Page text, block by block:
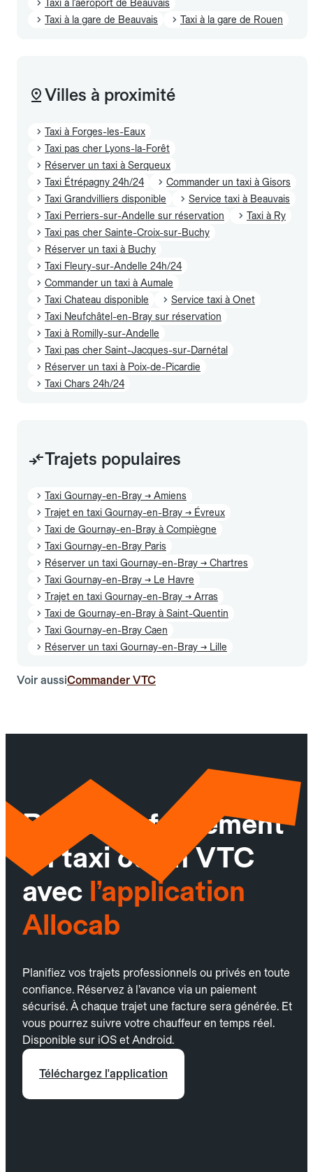
Taxi à l'aéroport de Beauvais
Taxi à la gare de Beauvais
Taxi à la gare de Rouen
Villes à proximité
Taxi à Forges-les-Eaux
Taxi pas cher Lyons-la-Forêt
Réserver un taxi à Serqueux
Taxi Étrépagny 24h/24
Commander un taxi à Gisors
Taxi Grandvilliers disponible
Service taxi à Beauvais
Taxi Perriers-sur-Andelle sur réservation
Taxi à Ry
Taxi pas cher Sainte-Croix-sur-Buchy
Réserver un taxi à Buchy
Taxi Fleury-sur-Andelle 24h/24
Commander un taxi à Aumale
Taxi Chateau disponible
Service taxi à Onet
Taxi Neufchâtel-en-Bray sur réservation
Taxi à Romilly-sur-Andelle
Taxi pas cher Saint-Jacques-sur-Darnétal
Réserver un taxi à Poix-de-Picardie
Taxi Chars 24h/24
Trajets populaires
Taxi Gournay-en-Bray → Amiens
Trajet en taxi Gournay-en-Bray → Évreux
Taxi de Gournay-en-Bray à Compiègne
Taxi Gournay-en-Bray Paris
Réserver un taxi Gournay-en-Bray → Chartres
Taxi Gournay-en-Bray → Le Havre
Trajet en taxi Gournay-en-Bray → Arras
Taxi de Gournay-en-Bray à Saint-Quentin
Taxi Gournay-en-Bray Caen
Réserver un taxi Gournay-en-Bray → Lille
Voir aussiCommander VTC
Réservez facilement
un taxi ou un VTC
avec l’application
Allocab
Planifiez vos trajets professionnels ou privés en toute
confiance. Réservez à l’avance via un paiement
sécurisé. À chaque trajet une facture sera générée. Et
vous pourrez suivre votre chauffeur en temps réel.
Disponible sur iOS et Android.
Téléchargez l'application